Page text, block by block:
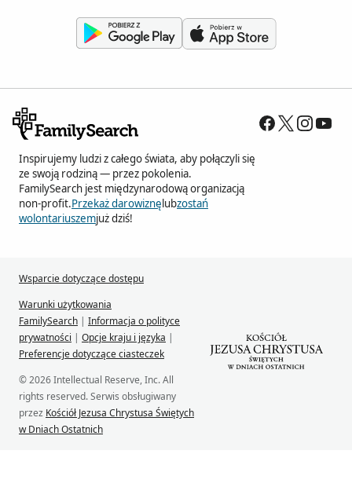
Inspirujemy ludzi z całego świata, aby połączyli się
ze swoją rodziną — przez pokolenia.
FamilySearch jest międzynarodową organizacją
non-profit.Przekaż darowiznę lubzostań
wolontariuszemjuż dziś!
Wsparcie dotyczące dostępu
Warunki użytkowania
FamilySearch | Informacja o polityce
prywatności | Opcje kraju i języka |
Preferencje dotyczące ciasteczek
© 2026 Intellectual Reserve, Inc. All
rights reserved. Serwis obsługiwany
przez Kościół Jezusa Chrystusa Świętych
w Dniach Ostatnich